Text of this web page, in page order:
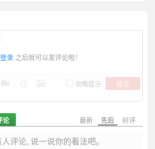
登录 之后就可以发评论啦！
攻略提示
提交
最新 先后 好评
论
评论, 说一说你的看法吧。